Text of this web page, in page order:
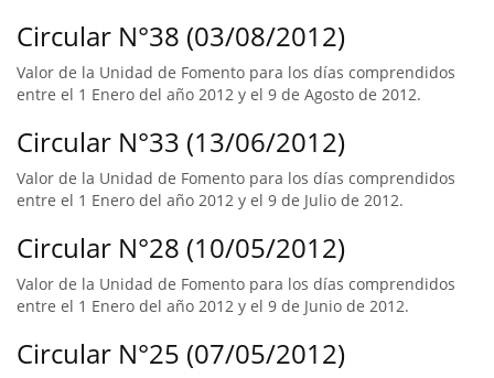
Circular N°38 (03/08/2012)
Valor de la Unidad de Fomento para los días comprendidos
entre el 1 Enero del año 2012 y el 9 de Agosto de 2012.
Circular N°33 (13/06/2012)
Valor de la Unidad de Fomento para los días comprendidos
entre el 1 Enero del año 2012 y el 9 de Julio de 2012.
Circular N°28 (10/05/2012)
Valor de la Unidad de Fomento para los días comprendidos
entre el 1 Enero del año 2012 y el 9 de Junio de 2012.
Circular N°25 (07/05/2012)